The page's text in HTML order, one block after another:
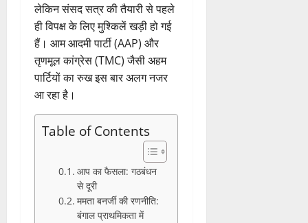
लेकिन संसद सत्र की तैयारी से पहले
ही विपक्ष के लिए मुश्किलें खड़ी हो गई
हैं। आम आदमी पार्टी (AAP) और
तृणमूल कांग्रेस (TMC) जैसी अहम
पार्टियों का रुख इस बार अलग नजर
आ रहा है।
Table of Contents
आप का फैसला: गठबंधन
से दूरी
ममता बनर्जी की रणनीति:
बंगाल प्राथमिकता में